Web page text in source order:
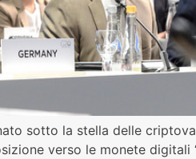
sotto la stella delle
verso le monete